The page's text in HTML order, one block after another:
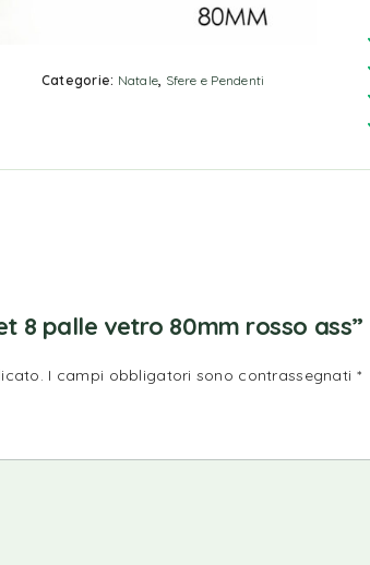
Categorie: Natale, Sfere e Pendenti
8 palle vetro 80mm rosso ass”
I campi obbligatori sono contrassegnati *